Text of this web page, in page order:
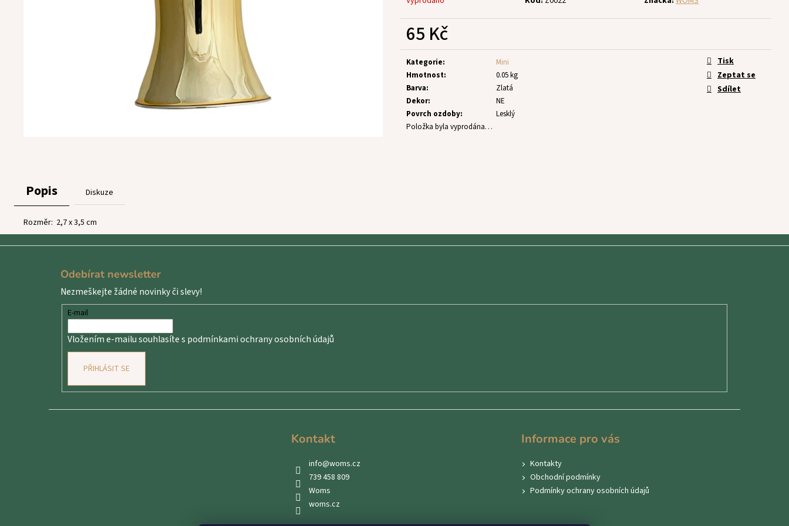
65 Kč
Měrná
cena:
Kategorie:
Mini
Hmotnost:
0.05 kg
Barva:
Zlatá
Dekor:
NE
Povrch ozdoby:
Lesklý
Položka byla vyprodána…
Tisk
Zeptat se
Sdílet
Popis Diskuze
Rozměr: 2,7 x 3,5 cm
Odebírat newsletter
Nezmeškejte žádné novinky či slevy!
E-mail
Vložením e-mailu souhlasíte s podmínkami ochrany osobních údajů
PŘIHLÁSIT SE
Kontakt
info@woms.cz
739 458 809
Woms
woms.cz
Informace pro vás
Kontakty
Obchodní podmínky
Podmínky ochrany osobních údajů